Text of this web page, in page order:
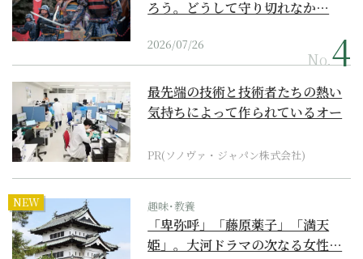
ろう。どうして守り切れなか…
2026/07/26
No.
最先端の技術と技術者たちの熱い
気持ちによって作られているオー
PR(ソノヴァ・ジャパン株式会社)
NEW 趣味･教養
「卑弥呼」「藤原薬子」「満天
姫」。大河ドラマの次なる女性…